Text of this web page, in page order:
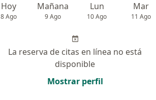
Hoy
8 Ago
Mañana
9 Ago
Lun
10 Ago
Mar
11 Ago
La reserva de citas en línea no está
disponible
Mostrar perfil